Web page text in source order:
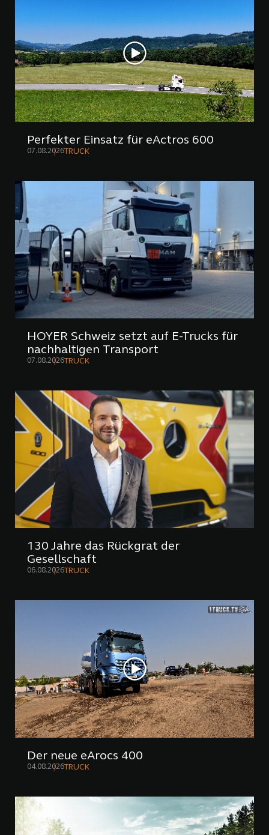
Perfekter Einsatz für eActros 600
07.08.2026 TRUCK
HOYER Schweiz setzt auf E-Trucks für
nachhaltigen Transport
07.08.2026 TRUCK
130 Jahre das Rückgrat der
Gesellschaft
06.08.2026 TRUCK
Der neue eArocs 400
04.08.2026TRUCK